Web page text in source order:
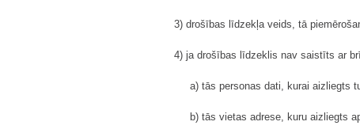
3) drošības līdzekļa veids, tā
4) ja drošības līdzeklis nav saistīts ar
a) tās personas dati, kurai aizliegts
b) tās vietas adrese, kuru aizliegts